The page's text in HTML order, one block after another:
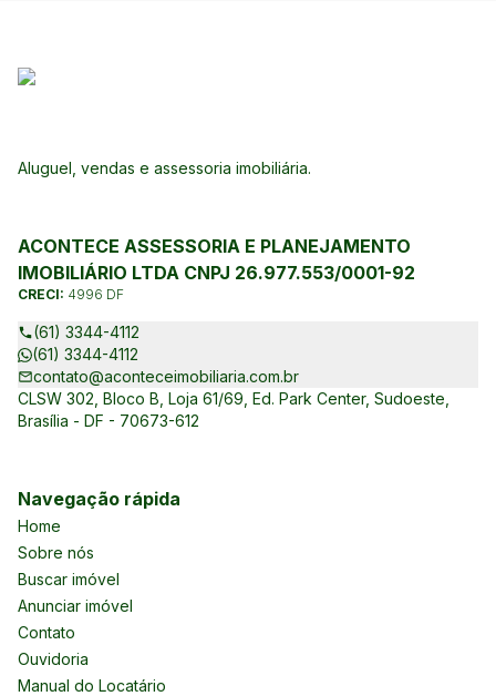
Aluguel, vendas e assessoria imobiliária.
ACONTECE ASSESSORIA E PLANEJAMENTO
IMOBILIÁRIO LTDA CNPJ 26.977.553/0001-92
CRECI: 4996 DF
(61) 3344-4112
(61) 3344-4112
contato@aconteceimobiliaria.com.br
CLSW 302, Bloco B, Loja 61/69, Ed. Park Center, Sudoeste,
Brasília - DF - 70673-612
Navegação rápida
Home
Sobre nós
Buscar imóvel
Anunciar imóvel
Contato
Ouvidoria
Manual do Locatário